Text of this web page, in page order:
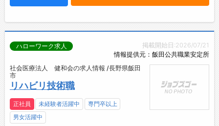
掲載開始日:2026/07/21
情報提供元：飯田公共職業安定所
ハローワーク求人
社会医療法人 健和会の求人情報 /長野県飯田
市
リハビリ技術職
正社員 未経験者活躍中
専門卒以上
男女活躍中